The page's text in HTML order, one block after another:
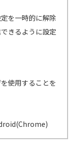
を一時的に解除
きるように設定
使用することを